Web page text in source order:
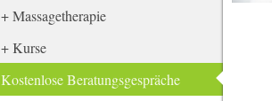
Massagetherapie
Kurse
Kostenlose Beratungsgespräche